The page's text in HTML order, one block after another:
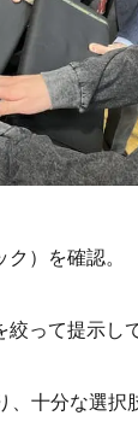
）を確認。
って提示し
十分な選択